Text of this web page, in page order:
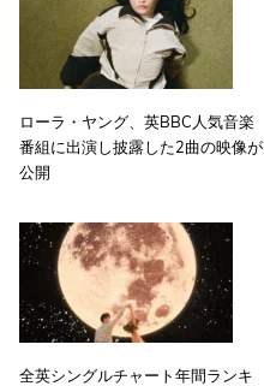
ローラ・ヤング、英BBC人気音楽
番組に出演し披露した2曲の映像が
公開
全英シングルチャート年間ランキ